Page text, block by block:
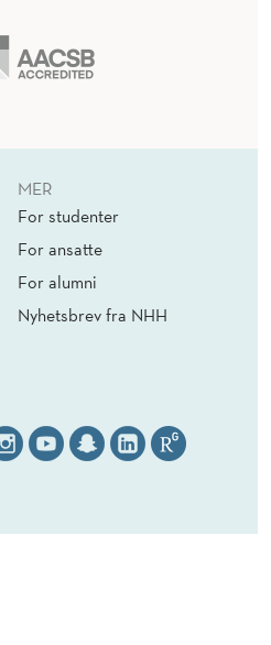
MER
For studenter
For ansatte
For alumni
Nyhetsbrev fra NHH